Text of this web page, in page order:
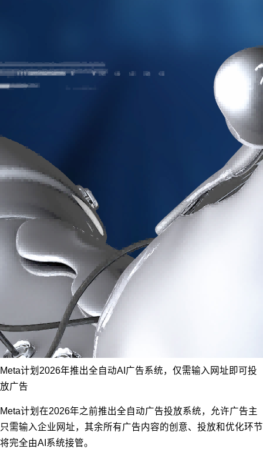
Meta计划2026年推出全自动AI广告系统，仅需输入网址即可投
放广告
Meta计划在2026年之前推出全自动广告投放系统，允许广告主
只需输入企业网址，其余所有广告内容的创意、投放和优化环节
将完全由AI系统接管。